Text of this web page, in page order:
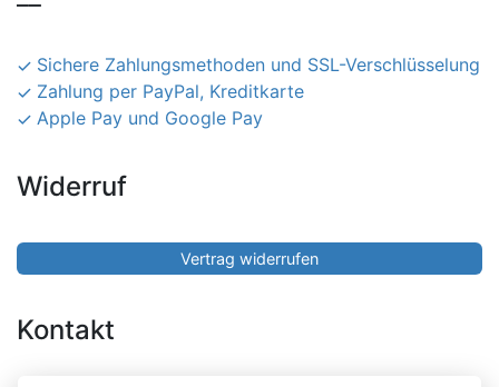
Sichere Zahlungsmethoden und SSL-Verschlüsselung
Zahlung per PayPal, Kreditkarte
Apple Pay und Google Pay
Widerruf
Vertrag widerrufen
Kontakt